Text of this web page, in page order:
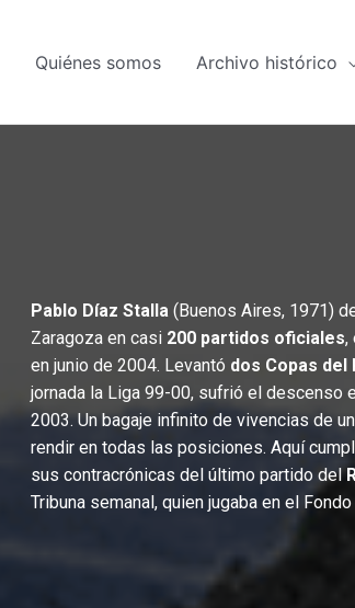
Quiénes somos Archivo histórico
Pablo Díaz Stalla (Buenos Aires, 1971)
Zaragoza en casi 200 partidos oficiales,
en junio de 2004. Levantó dos Copas del
jornada la Liga 99-00, sufrió el descenso
2003. Un bagaje infinito de vivencias de
rendir en todas las posiciones. Aquí
sus contracrónicas del último partido del
Tribuna semanal, quien jugaba en el